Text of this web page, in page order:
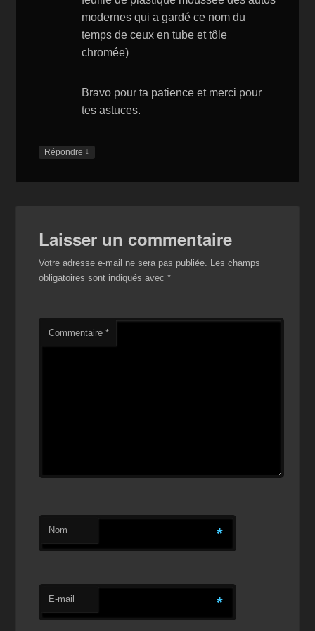
modernes qui a gardé ce nom du
temps de ceux en tube et tôle
chromée)
Bravo pour ta patience et merci pour
tes astuces.
Répondre ↓
Laisser un commentaire
Votre adresse e-mail ne sera pas publiée. Les champs
obligatoires sont indiqués avec*
Commentaire*
Nom *
E-mail *